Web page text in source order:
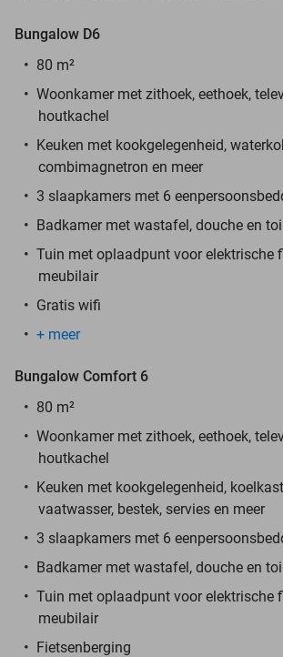
Bungalow D6
80 m²
Woonkamer met zithoek, eethoek,
houtkachel
Keuken met kookgelegenheid,
combimagnetron en meer
3 slaapkamers met 6
Badkamer met wastafel, douche en
Tuin met oplaadpunt voor elektrische
meubilair
Gratis wifi
+ meer
Bungalow Comfort 6
80 m²
Woonkamer met zithoek, eethoek,
houtkachel
Keuken met kookgelegenheid,
vaatwasser, bestek, servies en meer
3 slaapkamers met 6
Badkamer met wastafel, douche en
Tuin met oplaadpunt voor elektrische
meubilair
Fietsenberging